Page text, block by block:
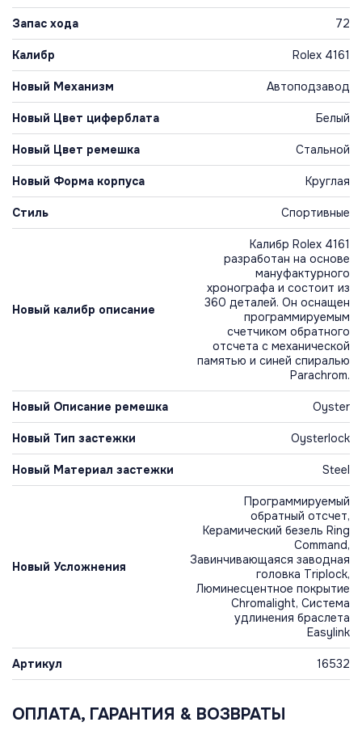
Запас хода 72
Калибр Rolex 4161
Новый Механизм Автоподзавод
Новый Цвет циферблата Белый
Новый Цвет ремешка Стальной
Новый Форма корпуса Круглая
Стиль Спортивные
Новый калибр описание
Калибр Rolex 4161
разработан на основе
мануфактурного
хронографа и состоит из
360 деталей. Он оснащен
программируемым
счетчиком обратного
отсчета с механической
памятью и синей спиралью
Parachrom.
Новый Описание ремешка Oyster
Новый Тип застежки Oysterlock
Новый Материал застежки Steel
Новый Усложнения
Программируемый
обратный отсчет,
Керамический безель Ring
Command,
Завинчивающаяся заводная
головка Triplock,
Люминесцентное покрытие
Chromalight, Система
удлинения браслета
Easylink
Артикул 16532
ОПЛАТА, ГАРАНТИЯ & ВОЗВРАТЫ